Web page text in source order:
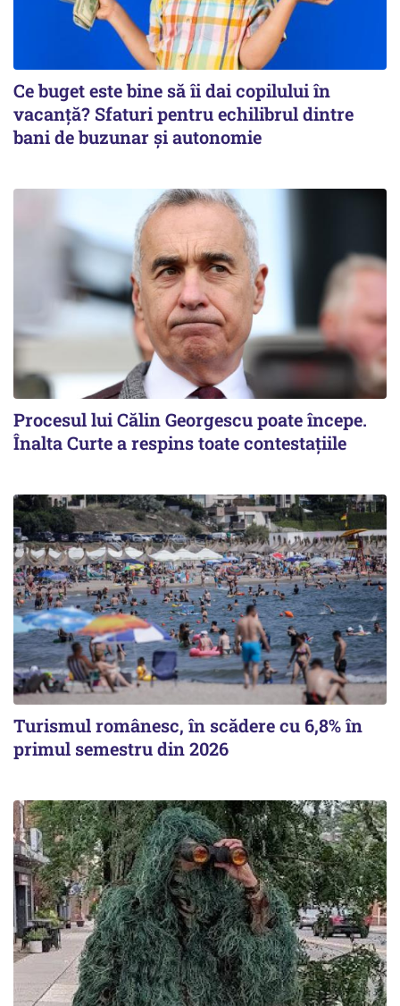
Ce buget este bine să îi dai copilului în
vacanță? Sfaturi pentru echilibrul dintre
bani de buzunar și autonomie
Procesul lui Călin Georgescu poate începe.
Înalta Curte a respins toate contestațiile
Turismul românesc, în scădere cu 6,8% în
primul semestru din 2026